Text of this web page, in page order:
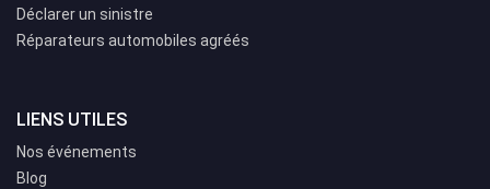
Déclarer un sinistre
Réparateurs automobiles agréés
LIENS UTILES
Nos événements
Blog